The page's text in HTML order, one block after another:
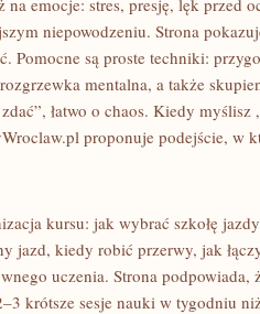
emocje: stres, presję, lęk przed
niepowodzeniu. Strona
Pomocne są proste techniki:
mentalna, a także
łatwo o chaos. Kiedy
proponuje podejście, w
kursu: jak wybrać szkołę
jazd, kiedy robić przerwy, jak
uczenia. Strona podpowiada,
krótsze sesje nauki w tygodniu